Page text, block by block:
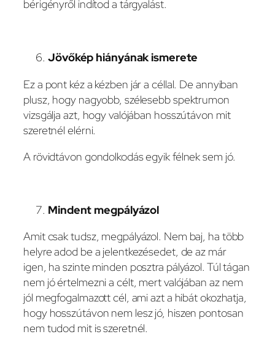
bérigényről indítod a tárgyalást.
Jövőkép hiányának ismerete
Ez a pont kéz a kézben jár a céllal. De annyiban
plusz, hogy nagyobb, szélesebb spektrumon
vizsgálja azt, hogy valójában hosszútávon mit
szeretnél elérni.
A rövidtávon gondolkodás egyik félnek sem jó.
Mindent megpályázol
Amit csak tudsz, megpályázol. Nem baj, ha több
helyre adod be a jelentkezésedet, de az már
igen, ha szinte minden posztra pályázol. Túl tágan
nem jó értelmezni a célt, mert valójában az nem
jól megfogalmazott cél, ami azt a hibát okozhatja,
hogy hosszútávon nem lesz jó, hiszen pontosan
nem tudod mit is szeretnél.